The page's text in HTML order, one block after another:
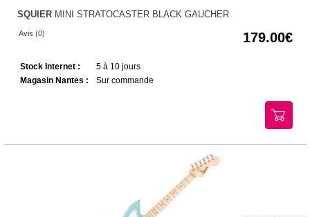
SQUIER MINI STRATOCASTER BLACK GAUCHER
Avis (0) 179.00
Stock Internet :
5 à 10 jours
Magasin Nantes :
Sur commande